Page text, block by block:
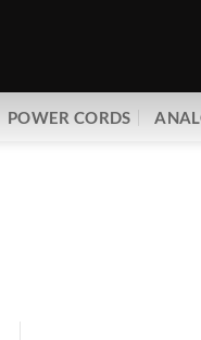
POWER CORDS